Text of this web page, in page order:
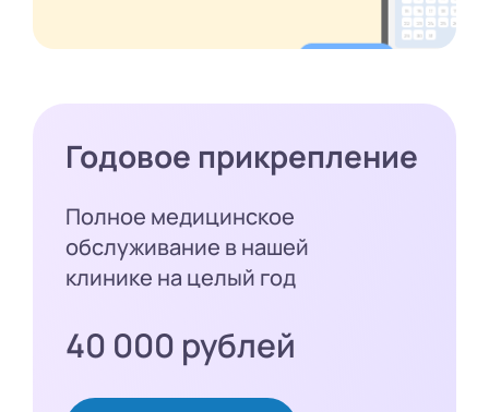
Годовое прикрепление
Полное медицинское
обслуживание в нашей
клинике на целый год
40 000 рублей